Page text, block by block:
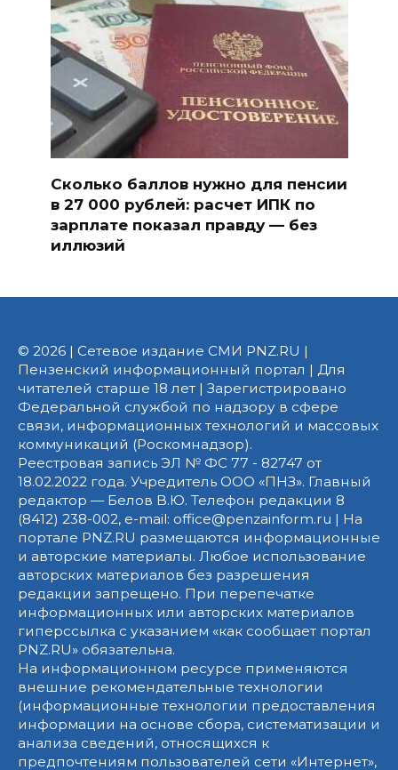
Сколько баллов нужно для пенсии
в 27 000 рублей: расчет ИПК по
зарплате показал правду — без
иллюзий
© 2026 | Сетевое издание СМИ PNZ.RU |
Пензенский информационный портал | Для
читателей старше 18 лет | Зарегистрировано
Федеральной службой по надзору в сфере
связи, информационных технологий и массовых
коммуникаций (Роскомнадзор).
Реестровая запись ЭЛ № ФС 77 - 82747 от
18.02.2022 года. Учредитель ООО «ПНЗ». Главный
редактор — Белов В.Ю. Телефон редакции 8
(8412) 238-002, e-mail: office@penzainform.ru | На
портале PNZ.RU размещаются информационные
и авторские материалы. Любое использование
авторских материалов без разрешения
редакции запрещено. При перепечатке
информационных или авторских материалов
гиперссылка с указанием «как сообщает портал
PNZ.RU» обязательна.
На информационном ресурсе применяются
внешние рекомендательные технологии
(информационные технологии предоставления
информации на основе сбора, систематизации и
анализа сведений, относящихся к
предпочтениям пользователей сети «Интернет»,